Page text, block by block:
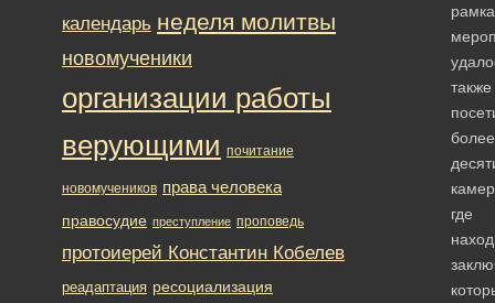
также
более
где
календарь неделя молитвы
новомученики
организации работы
верующими почитание
новомучеников права человека
правосудие преступление проповедь
протоиерей Константин Кобелев
реадаптация ресоциализация